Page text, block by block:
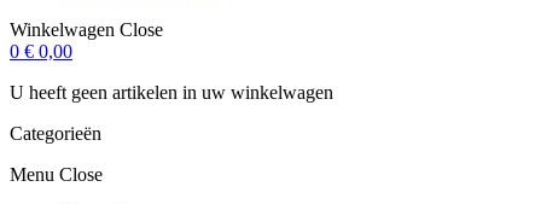
Winkelwagen Close
0 € 0,00
U heeft geen artikelen in uw winkelwagen
Categorieën
Menu Close